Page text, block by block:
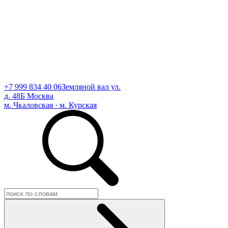
+7 999 834 40 06Земляной вал ул.
д. 48Б Москва
м. Чкаловская · м. Курская